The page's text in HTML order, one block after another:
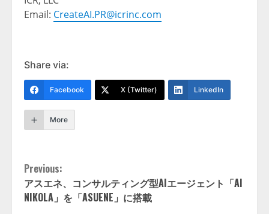
Email: CreateAI.PR@icrinc.com
Share via:
Facebook X (Twitter) LinkedIn
More
Continue
Reading
Previous:
アスエネ、コンサルティング型AIエージェント「AI
NIKOLA」を「ASUENE」に搭載